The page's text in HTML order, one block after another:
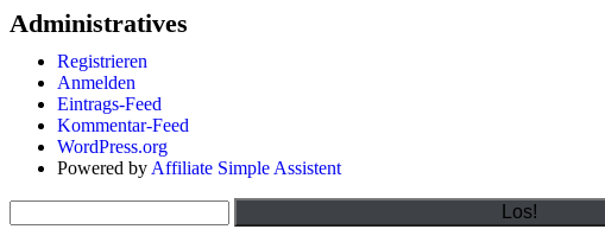
Administratives
Registrieren
Anmelden
Eintrags-Feed
Kommentar-Feed
WordPress.org
Powered by Affiliate Simple Assistent
Suchen